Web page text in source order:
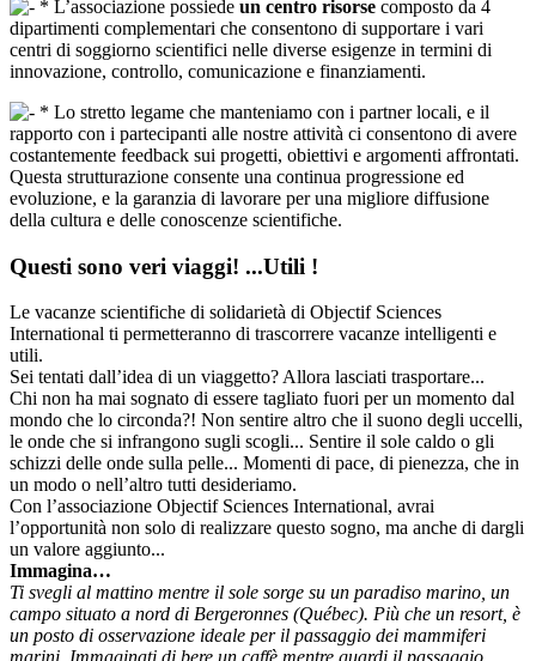
* L’associazione possiede un centro risorse composto da 4
dipartimenti complementari che consentono di supportare i vari
centri di soggiorno scientifici nelle diverse esigenze in termini di
innovazione, controllo, comunicazione e finanziamenti.
* Lo stretto legame che manteniamo con i partner locali, e il
rapporto con i partecipanti alle nostre attività ci consentono di avere
costantemente feedback sui progetti, obiettivi e argomenti affrontati.
Questa strutturazione consente una continua progressione ed
evoluzione, e la garanzia di lavorare per una migliore diffusione
della cultura e delle conoscenze scientifiche.
Questi sono veri viaggi! ...Utili !
Le vacanze scientifiche di solidarietà di Objectif Sciences
International ti permetteranno di trascorrere vacanze intelligenti e
utili.
Sei tentati dall’idea di un viaggetto? Allora lasciati trasportare...
Chi non ha mai sognato di essere tagliato fuori per un momento dal
mondo che lo circonda?! Non sentire altro che il suono degli uccelli,
le onde che si infrangono sugli scogli... Sentire il sole caldo o gli
schizzi delle onde sulla pelle... Momenti di pace, di pienezza, che in
un modo o nell’altro tutti desideriamo.
Con l’associazione Objectif Sciences International, avrai
l’opportunità non solo di realizzare questo sogno, ma anche di dargli
un valore aggiunto...
Immagina…
Ti svegli al mattino mentre il sole sorge su un paradiso marino, un
campo situato a nord di Bergeronnes (Québec). Più che un resort, è
un posto di osservazione ideale per il passaggio dei mammiferi